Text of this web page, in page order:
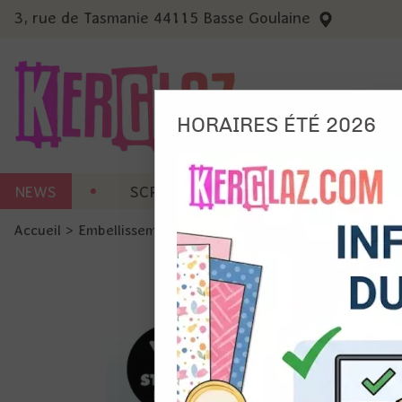
3, rue de Tasmanie 44115 Basse Goulaine
NEWS SCRAP CARTERIE MACHINES
Accueil > Embellissement > Breloque
Ils
et du
précises
Si vous
de la
HORAIRES ÉTÉ 2026